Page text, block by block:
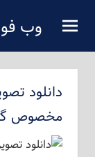
محتوای
اصلی
وب
دانلود
مخصوص